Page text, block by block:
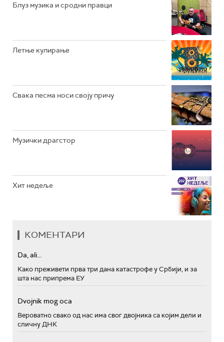
Блуз музика и сродни правци
Летње кулирање
Свака песма носи своју причу
Музички драгстор
Хит недеље
КОМЕНТАРИ
Da, ali...
Како преживети прва три дана катастрофе у Србији, и за
шта нас припрема ЕУ
Dvojnik mog oca
Вероватно свако од нас има свог двојника са којим дели и
сличну ДНК